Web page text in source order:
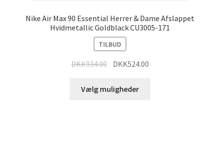
Nike Air Max 90 Essential Herrer & Dame Afslappet
Hvidmetallic Goldblack CU3005-171
TILBUD
DKK934.00 DKK524.00
Vælg muligheder